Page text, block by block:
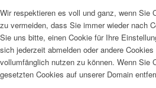
Wir respektieren es voll und ganz, wenn Sie
zu vermeiden, dass Sie immer wieder nach
Sie uns bitte, einen Cookie für Ihre
sich jederzeit abmelden oder andere
vollumfänglich nutzen zu können. Wenn Sie
gesetzten Cookies auf unserer Domain